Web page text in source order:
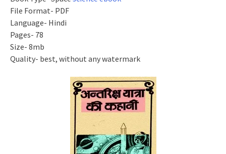
File Format- PDF
Language- Hindi
Pages- 78
Size- 8mb
Quality- best, without any watermark